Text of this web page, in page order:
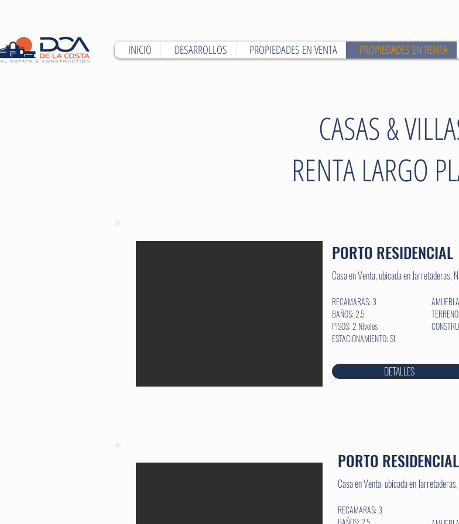
INICIO DESARROLLOS PROPIEDADES EN VENTA PROPIEDADES EN RENTA
CASAS &
RENTA LARGO
PORTO RESIDENCIAL
Casa en Venta, ubicada en Jarretaderas,
RECAMARAS: 3
BAÑOS: 2.5
PISOS: 2 Niveles
ESTACIONAMIENTO: SI
DETALLES
PORTO RESIDENCIAL
Casa en Venta, ubicada en
RECAMARAS: 3